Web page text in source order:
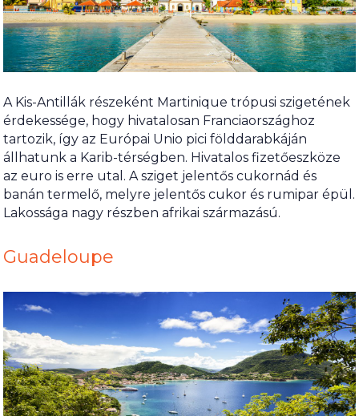
A Kis-Antillák részeként Martinique trópusi szigetének
érdekessége, hogy hivatalosan Franciaországhoz
tartozik, így az Európai Unio pici földdarabkáján
állhatunk a Karib-térségben. Hivatalos fizetőeszköze
az euro is erre utal. A sziget jelentős cukornád és
banán termelő, melyre jelentős cukor és rumipar épül.
Lakossága nagy részben afrikai származású.
Guadeloupe